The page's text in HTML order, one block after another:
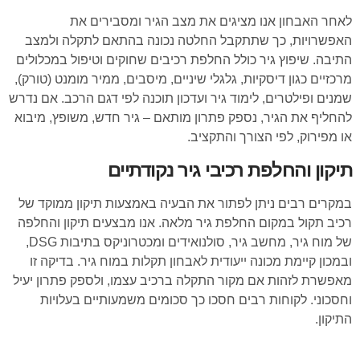
לאחר האבחון אנו מציגים את מצב הגיר ומסבירים את
האפשרויות, כך שתתקבל החלטה נכונה בהתאם לתקלה ולמצב
התיבה. שיפוץ גיר כולל החלפת רכיבים שחוקים וטיפול במכלולים
מרכזיים כגון דיסקיות, גלגלי שיניים, מיסבים, ממיר מומנט (טורק),
שמנים ופילטרים, לימוד גיר ועדכון תוכנה לפי דגם הרכב. אם נדרש
להחליף את הגיר, נספק פתרון מותאם – גיר חדש, משופץ, מיבוא
או מפירוק, לפי הצורך והתקציב.
תיקון והחלפת רכיבי גיר נקודתיים
במקרים רבים ניתן לפתור את הבעיה באמצעות תיקון ממוקד של
רכיב תקול במקום החלפת גיר מלאה. אנו מבצעים תיקון והחלפה
של מוח גיר, מחשב גיר, סולנואידים ומכטרוניקס בתיבות DSG,
ובמכון קיימת מכונה ייעודית לאבחון תקלות במוח גיר. בדיקה זו
מאפשרת לזהות אם מקור התקלה ברכיב עצמו, ולספק פתרון יעיל
וחסכוני. לקוחות רבים חסכו כך סכומים משמעותיים בעלויות
התיקון.